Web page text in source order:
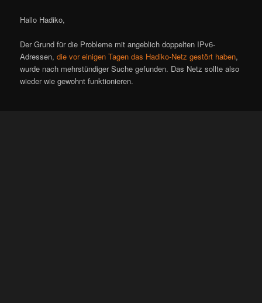
Hallo Hadiko,
Der Grund für die Probleme mit angeblich doppelten IPv6-
Adressen,die vor einigen Tagen das Hadiko-Netz gestört haben,
wurde nach mehrstündiger Suche gefunden. Das Netz sollte also
wieder wie gewohnt funktionieren.